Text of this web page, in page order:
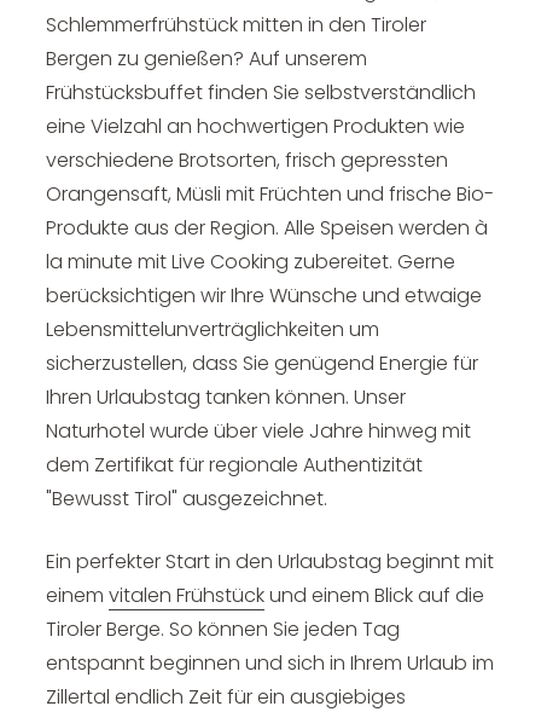
Schlemmerfrühstück mitten in den Tiroler
Bergen zu genießen? Auf unserem
Frühstücksbuffet finden Sie selbstverständlich
eine Vielzahl an hochwertigen Produkten wie
verschiedene Brotsorten, frisch gepressten
Orangensaft, Müsli mit Früchten und frische Bio-
Produkte aus der Region. Alle Speisen werden à
la minute mit Live Cooking zubereitet. Gerne
berücksichtigen wir Ihre Wünsche und etwaige
Lebensmittelunverträglichkeiten um
sicherzustellen, dass Sie genügend Energie für
Ihren Urlaubstag tanken können. Unser
Naturhotel wurde über viele Jahre hinweg mit
dem Zertifikat für regionale Authentizität
"Bewusst Tirol" ausgezeichnet.
Ein perfekter Start in den Urlaubstag beginnt mit
einem vitalen Frühstückund einem Blick auf die
Tiroler Berge. So können Sie jeden Tag
entspannt beginnen und sich in Ihrem Urlaub im
Zillertal endlich Zeit für ein ausgiebiges